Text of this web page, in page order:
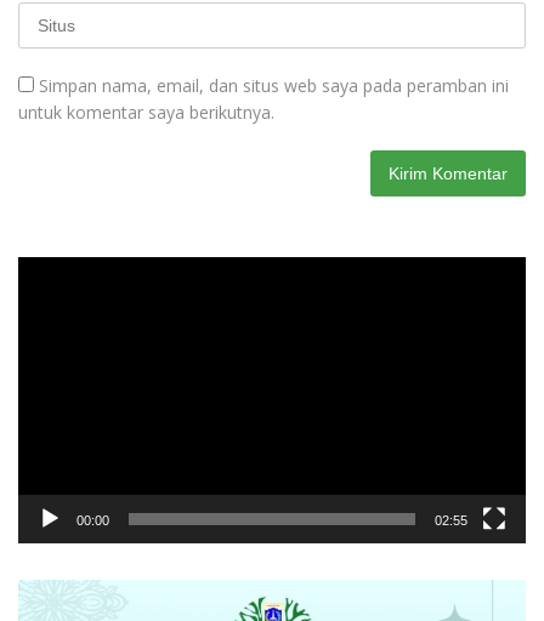
Simpan nama, email, dan situs web saya pada peramban ini
untuk komentar saya berikutnya.
00:00 02:55